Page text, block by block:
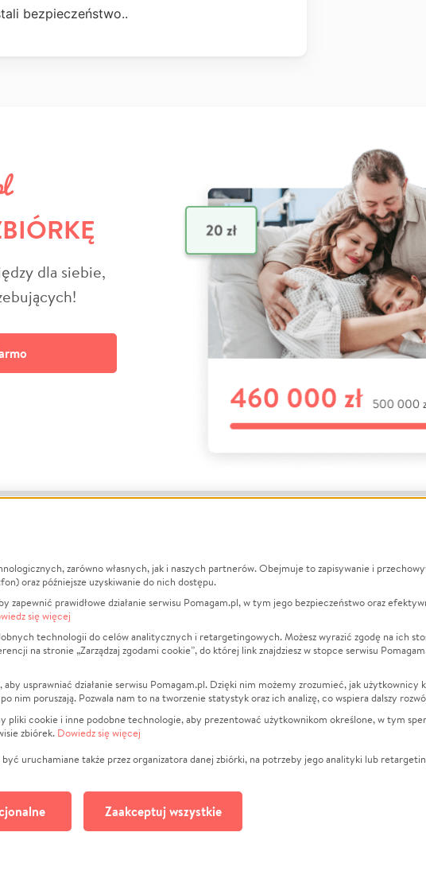
bezpieczeństwo..
dla siebie,
serwisów
cookie
zgodami cookie
O nas
Raporty
Za darmo
Dla NGO
Fundacja Pomagam.pl
Zbieraj na
Leczenie
Zwierzęta
Pożar
Sport
Pomoc Finansowa
Pogrzeb
zarówno własnych, jak i naszych partnerów. Obejmuje to zapisywanie i
oraz późniejsze uzyskiwanie do nich dostępu.
prawidłowe działanie serwisu Pomagam.pl, w tym jego bezpieczeństwo oraz
się więcej
technologii do celów analitycznych i retargetingowych. Możesz wyrazić zgodę na ich
na stronie „Zarządzaj zgodami cookie”, do której link znajdziesz w stopce serwisu
usprawniać działanie serwisu Pomagam.pl. Dzięki nim możemy zrozumieć, jak użytkownicy
nim poruszają. Pozwala nam to na tworzenie statystyk oraz ich analizę, co wspiera dalszy
pliki cookie i inne podobne technologie, aby prezentować użytkownikom określone, w tym
zbiórek. Dowiedz się więcej
uruchamiane także przez organizatora danej zbiórki, na potrzeby jego analityki lub
Zaakceptuj wszystkie